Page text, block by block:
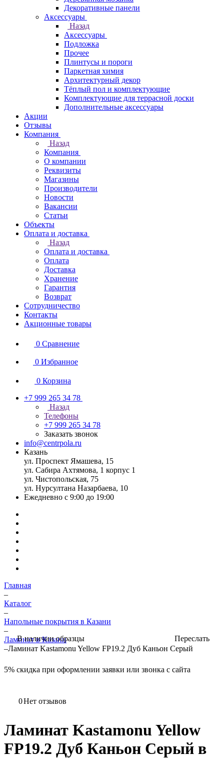
Декоративные панели
Аксессуары
Назад
Аксессуары
Подложка
Прочее
Плинтусы и пороги
Паркетная химия
Архитектурный декор
Тёплый пол и комплектующие
Комплектующие для террасной доски
Дополнительные аксессуары
Акции
Отзывы
Компания
Назад
Компания
О компании
Реквизиты
Магазины
Производители
Новости
Вакансии
Статьи
Объекты
Оплата и доставка
Назад
Оплата и доставка
Оплата
Доставка
Хранение
Гарантия
Возврат
Сотрудничество
Контакты
Акционные товары
0 Сравнение
0 Избранное
0 Корзина
+7 999 265 34 78
Назад
Телефоны
+7 999 265 34 78
Заказать звонок
info@centrpola.ru
Казань
ул. Проспект Ямашева, 15
ул. Сабира Ахтямова, 1 корпус 1
ул. Чистопольская, 75
ул. Нурсултана Назарбаева, 10
Ежедневно с 9:00 до 19:00
Главная
–
Каталог
–
Напольные покрытия в Казани
–
Ламинат в Казани
–Ламинат Kastamonu Yellow FP19.2 Дуб Каньон Серый
5% скидка при оформлении заявки или звонка с сайта
0Нет отзывов
Ламинат Kastamonu Yellow
FP19.2 Дуб Каньон Серый в
В наличии образцы Переслать